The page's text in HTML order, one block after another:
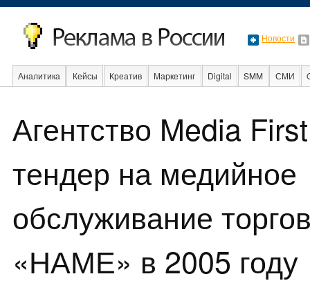
Новости
Аналитика Кейсы Креатив Маркетинг Digital SMM СМИ
Агентство Media
тендер на медийное
обслуживание
«НАМЕ» в 2005 году